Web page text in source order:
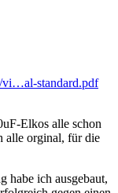
vi…al-standard.pdf
Elkos alle schon
alle orginal, für die
habe ich ausgebaut,